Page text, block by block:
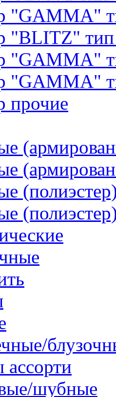
"GAMMA"
"BLITZ"
"GAMMA"
"GAMMA"
прочие
шубные